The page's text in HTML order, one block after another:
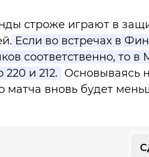
строже играют в
Если во встречах в
соответственно, то в
220 и 212. Основываясь
матча вновь будет